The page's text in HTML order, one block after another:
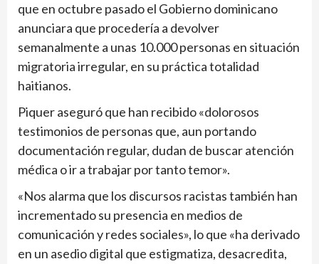
que en octubre pasado el Gobierno dominicano
anunciara que procedería a devolver
semanalmente a unas 10.000 personas en situación
migratoria irregular, en su práctica totalidad
haitianos.
Piquer aseguró que han recibido «dolorosos
testimonios de personas que, aun portando
documentación regular, dudan de buscar atención
médica o ir a trabajar por tanto temor».
«Nos alarma que los discursos racistas también han
incrementado su presencia en medios de
comunicación y redes sociales», lo que «ha derivado
en un asedio digital que estigmatiza, desacredita,